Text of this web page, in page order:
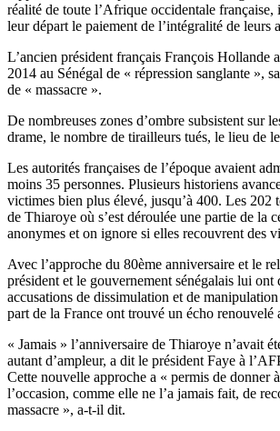
réalité de toute l’Afrique occidentale française,
leur départ le paiement de l’intégralité de leurs
L’ancien président français François Hollande
2014 au Sénégal de « répression sanglante »,
de « massacre ».
De nombreuses zones d’ombre subsistent sur
drame, le nombre de tirailleurs tués, le lieu de
Les autorités françaises de l’époque avaient
moins 35 personnes. Plusieurs historiens
victimes bien plus élevé, jusqu’à 400. Les 202
de Thiaroye où s’est déroulée une partie de la
anonymes et on ignore si elles recouvrent des
Avec l’approche du 80ème anniversaire et le
président et le gouvernement sénégalais lui ont
accusations de dissimulation et de
part de la France ont trouvé un écho renouvelé
« Jamais » l’anniversaire de Thiaroye n’avait
autant d’ampleur, a dit le président Faye à
Cette nouvelle approche a « permis de donner
l’occasion, comme elle ne l’a jamais fait, de
massacre », a-t-il dit.